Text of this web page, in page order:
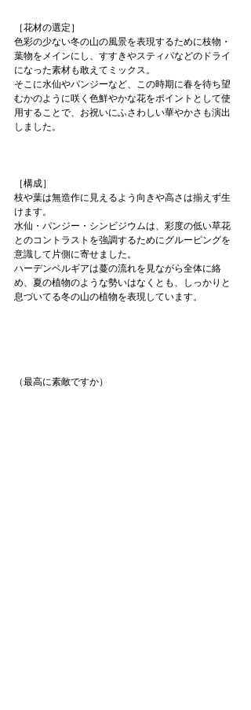
［花材の選定］
色彩の少ない冬の山の風景を表現するために枝物・
葉物をメインにし、すすきやスティパなどのドライ
になった素材も敢えてミックス。
そこに水仙やパンジーなど、この時期に春を待ち望
むかのように咲く色鮮やかな花をポイントとして使
用することで、お祝いにふさわしい華やかさも演出
しました。
［構成］
枝や葉は無造作に見えるよう向きや高さは揃えず生
けます。
水仙・パンジー・シンビジウムは、彩度の低い草花
とのコントラストを強調するためにグルーピングを
意識して片側に寄せました。
ハーデンベルギアは蔓の流れを見ながら全体に絡
め、夏の植物のような勢いはなくとも、しっかりと
息づいてる冬の山の植物を表現しています。
（最高に素敵ですか）